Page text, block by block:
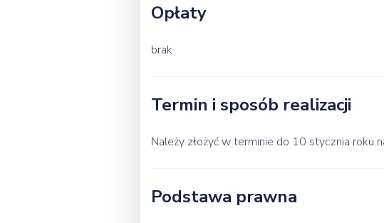
Opłaty
brak
Termin i sposób realizacji
Należy złożyć w terminie do 10 stycznia
Podstawa prawna